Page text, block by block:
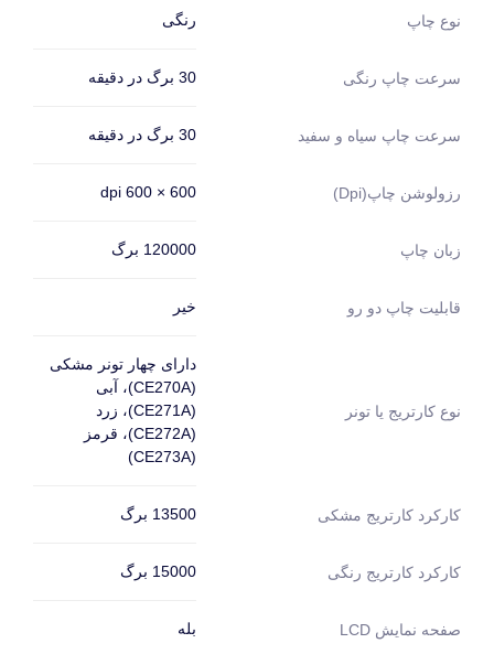
نوع چاپ رنگی
سرعت چاپ رنگی 30 برگ در دقیقه
سرعت چاپ سیاه و سفید 30 برگ در دقیقه
رزولوشن چاپ(dpi) 600 × 600 dpi
زبان چاپ 120000 برگ
قابلیت چاپ دو رو خیر
نوع کارتریج یا تونر
دارای چهار تونر مشکی
(CE270A)، آبی
(CE271A)، زرد
(CE272A)، قرمز
(CE273A)
کارکرد کارتریج مشکی 13500 برگ
کارکرد کارتریج رنگی 15000 برگ
صفحه نمایش LCD بله